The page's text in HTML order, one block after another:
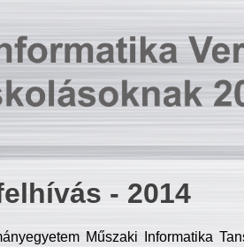
- 2014
Műszaki Informatika